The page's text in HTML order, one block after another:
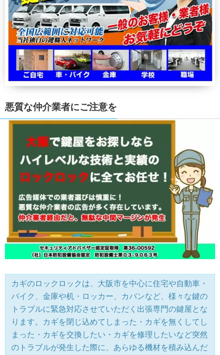
悪質な仲介業者にご注意を
カギのロックロックは、大阪市を中心に住宅や自動車・
バイク、金庫や机・ロッカー、カバンなど、様々な鍵の
トラブルに緊急対応させていただく出張専門の鍵屋とな
ります。カギを閉じ込めてしまった・カギを無くしてし
まった・カギを交換したい・カギを修理したいなど突然
のトラブルが発生した際に、あらゆる機材を積み込んだ